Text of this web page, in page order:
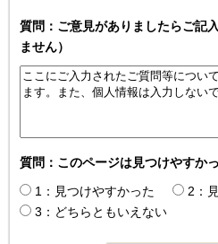
質問：ご意見がありましたらご記
ません）
質問：このページは見つけやすか
1：見つけやすかった
2：
3：どちらともいえない